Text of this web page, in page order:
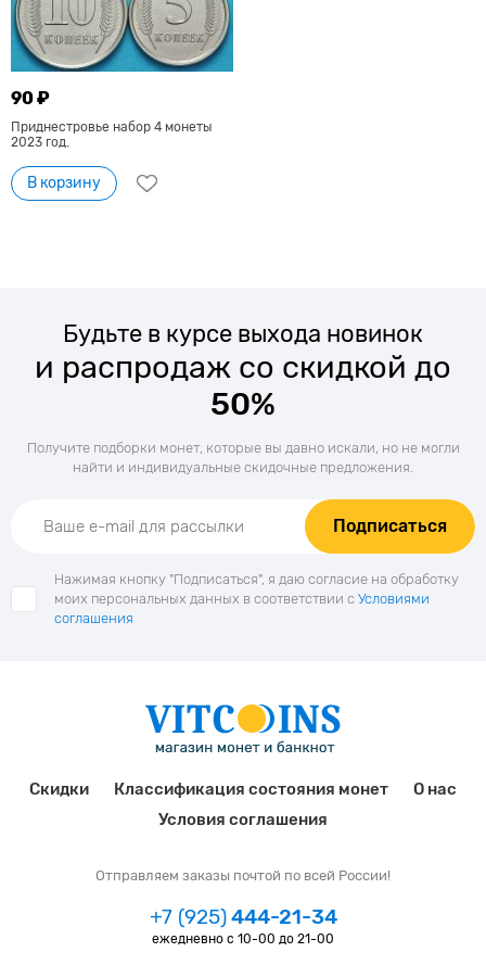
90 ₽
Приднестровье набор 4 монеты
2023 год.
В корзину
Будьте в курсе выхода новинок
и распродаж со скидкой до
50%
Получите подборки монет, которые вы давно искали, но не могли
найти и индивидуальные скидочные предложения.
Подписаться
Нажимая кнопку "Подписаться", я даю согласие на обработку
моих персональных данных в соответствии с Условиями
соглашения
Скидки Классификация состояния монет
О нас
Условия соглашения
Отправляем заказы почтой по всей России!
+7 (925)444-21-34
ежедневно с 10-00 до 21-00